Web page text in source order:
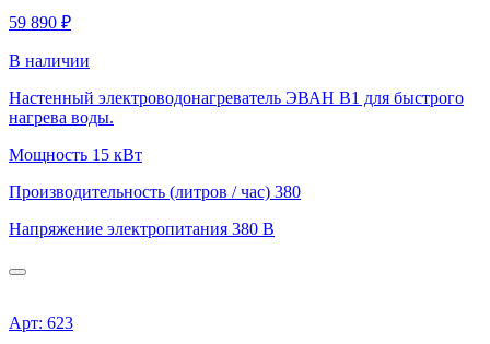
59 890 ₽
В наличии
Настенный электроводонагреватель ЭВАН В1 для быстрого
нагрева воды.
Мощность 15 кВт
Производительность (литров / час) 380
Напряжение электропитания 380 В
Арт: 623